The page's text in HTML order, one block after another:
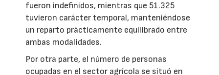
fueron indefinidos, mientras que 51.325
tuvieron carácter temporal, manteniéndose
un reparto prácticamente equilibrado entre
ambas modalidades.
Por otra parte, el número de personas
ocupadas en el sector agrícola se situó en